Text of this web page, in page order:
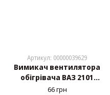
Артикул: 00000039629
Вимикач вентилятора
обігрівача ВАЗ 2101
ВК-408 (Китай)
66 грн